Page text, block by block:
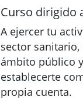
Curso dirigido
A ejercer tu
sector
ámbito público
establecerte
propia cuenta.